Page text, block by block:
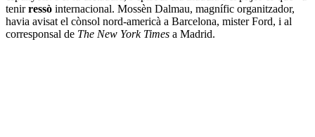
tenirressò internacional. Mossèn Dalmau, magnífic organitzador,
havia avisat el cònsol nord-americà a Barcelona, mister Ford, i al
corresponsal de The New York Times a Madrid.